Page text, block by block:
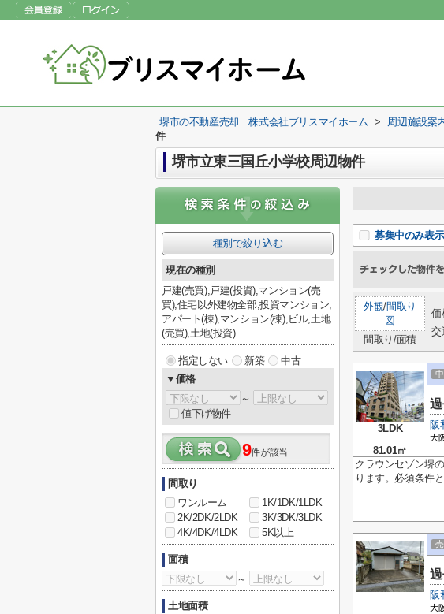
堺市の不動産売却｜株式会社ブリスマイホーム > 周辺施設案
件
堺市立東三国丘小学校周辺物件
募集中のみ表示
外観/間取り
図
間取り/面積
価
交
3LDK
81.01㎡
阪
大
クラウンセゾン堺
ります。必須条件
阪
大
種別で絞り込む
現在の種別
戸建(売買),戸建(投資),マンション(売
買),住宅以外建物全部,投資マンション,
アパート(棟),マンション(棟),ビル,土地
(売買),土地(投資)
指定しない 新築
中古
▼価格
～
値下げ物件
9件が該当
間取り
ワンルーム
1K/1DK/1LDK
2K/2DK/2LDK
3K/3DK/3LDK
4K/4DK/4LDK
5K以上
面積
～
土地面積